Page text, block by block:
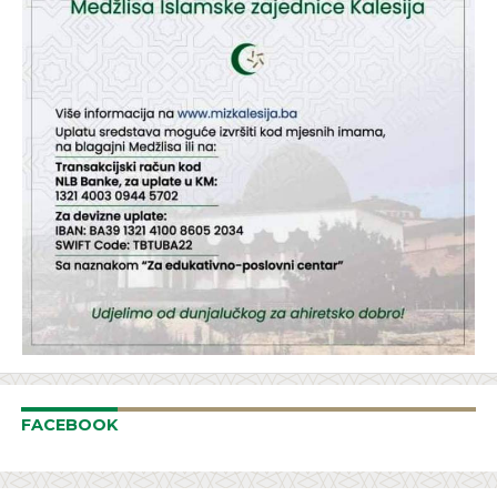
FACEBOOK